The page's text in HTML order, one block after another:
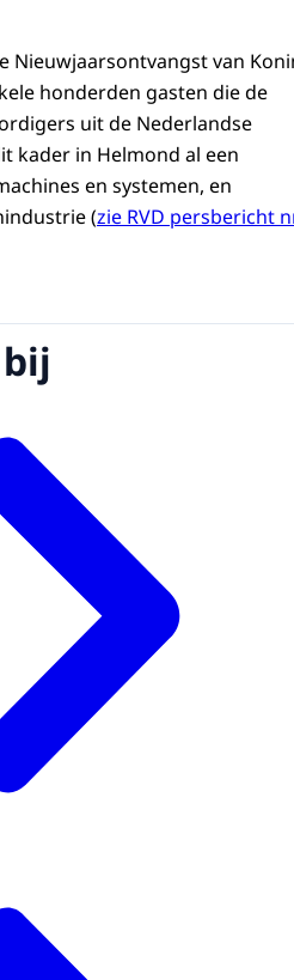
Nieuwjaarsontvangst van
honderden gasten die de
uit de Nederlandse
kader in Helmond al een
en systemen, en
(zie RVD persbericht